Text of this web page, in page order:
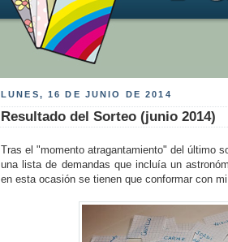
LUNES, 16 DE JUNIO DE 2014
Resultado del Sorteo (junio 2014)
Tras el "momento atragantamiento" del último
una lista de demandas que incluía un
en esta ocasión se tienen que conformar con